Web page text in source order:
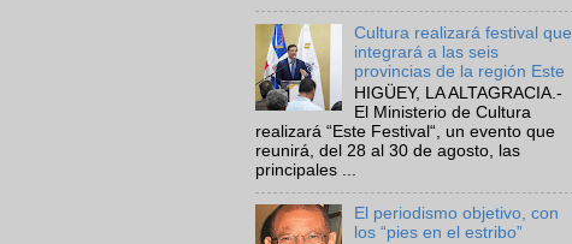
Cultura realizará festival que
integrará a las seis
provincias de la región Este
HIGÜEY, LA ALTAGRACIA.-
El Ministerio de Cultura
realizará “Este Festival“, un evento que
reunirá, del 28 al 30 de agosto, las
principales ...
El periodismo objetivo, con
los “pies en el estribo”